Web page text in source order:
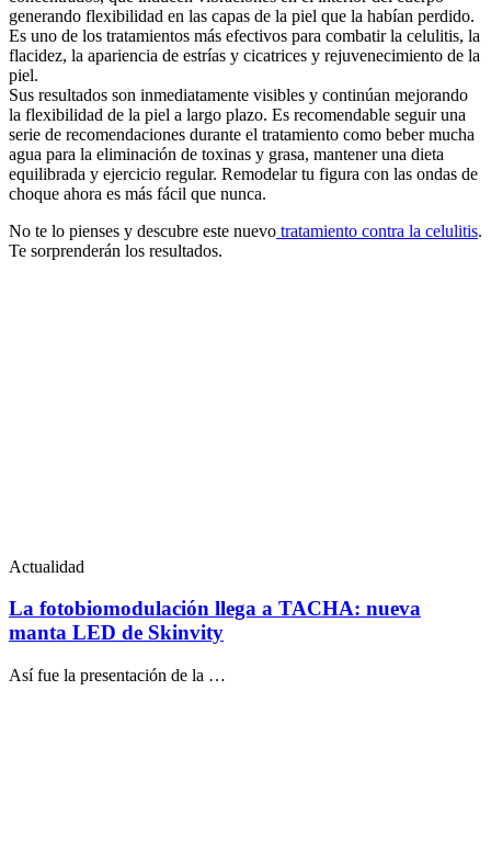
generando flexibilidad en las capas de la piel que la habían perdido.
Es uno de los tratamientos más efectivos para combatir la celulitis, la
flacidez, la apariencia de estrías y cicatrices y rejuvenecimiento de la
piel.
Sus resultados son inmediatamente visibles y continúan mejorando
la flexibilidad de la piel a largo plazo. Es recomendable seguir una
serie de recomendaciones durante el tratamiento como beber mucha
agua para la eliminación de toxinas y grasa, mantener una dieta
equilibrada y ejercicio regular. Remodelar tu figura con las ondas de
choque ahora es más fácil que nunca.
No te lo pienses y descubre este nuevo tratamiento contra la celulitis.
Te sorprenderán los resultados.
Actualidad
La fotobiomodulación llega a TACHA: nueva
manta LED de Skinvity
Así fue la presentación de la …